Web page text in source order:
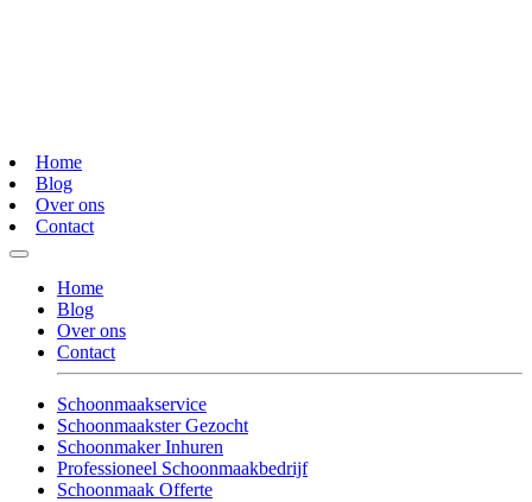
Home
Blog
Over ons
Contact
Home
Blog
Over ons
Contact
Schoonmaakservice
Schoonmaakster Gezocht
Schoonmaker Inhuren
Professioneel Schoonmaakbedrijf
Schoonmaak Offerte